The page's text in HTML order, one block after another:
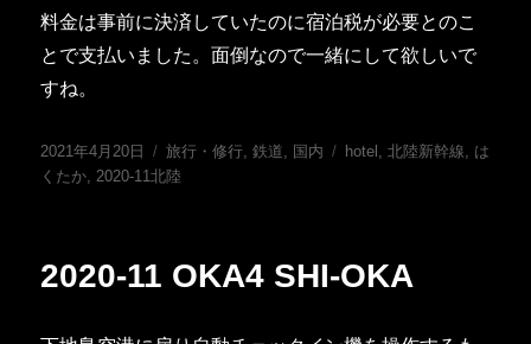
料金は事前に決済していたのに宿泊税が必要とのこ
とで支払いました。面倒なので一緒にして欲しいで
すね。
投
稿
2021年4月20日
カ
テ
旅行・修行 ,鉄道 国内
タ
hotel ,北陸新幹線
は
くたか 2020-11北陸
2020-11 OKA4 SHI-OKA